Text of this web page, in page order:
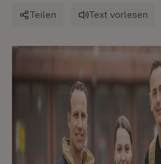
Teilen Text vorlesen